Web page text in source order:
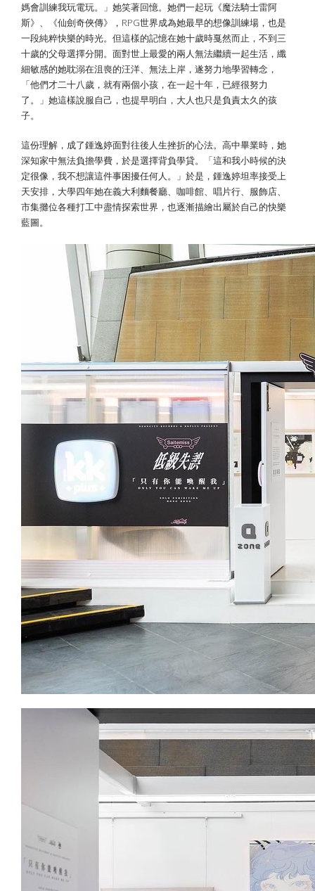
媽會訓練我玩電玩。」她笑著回憶。她們一起玩《魔法騎士雷阿
斯》、《仙劍奇俠傳》，RPG世界成為她最早的想像訓練場，也是
一段純粹快樂的時光。但這樣的記憶在她十歲時戛然而止，不到三
十歲的父母選擇分開。面對世上最愛的兩人無法繼續一起生活，纖
細敏感的她耽溺在沮喪的汪洋、無法上岸，遂努力地學習轉念，
「他們才二十八歲，就有兩個小孩，在一起十年，已經很努力
了。」她這樣說服自己，也提早明白，大人也只是負責太久的孩
子。
這份理解，成了鍾逸婷面對往後人生挫折的心法。高中畢業時，她
深知家中無法負擔學費，於是選擇背負學貸。「這和我小時候的決
定很像，我不想讓這件事困擾任何人。」於是，鍾逸婷坦率接受上
天安排，大學四年她在義大利麵餐廳、咖啡館、唱片行、服飾店、
市集攤位各種打工中盡情探索世界，也逐漸描繪出屬於自己的快樂
藍圖。